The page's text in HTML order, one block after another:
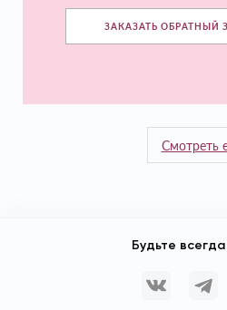
ЗАКАЗАТЬ ОБРАТНЫЙ
Смотреть
Будьте